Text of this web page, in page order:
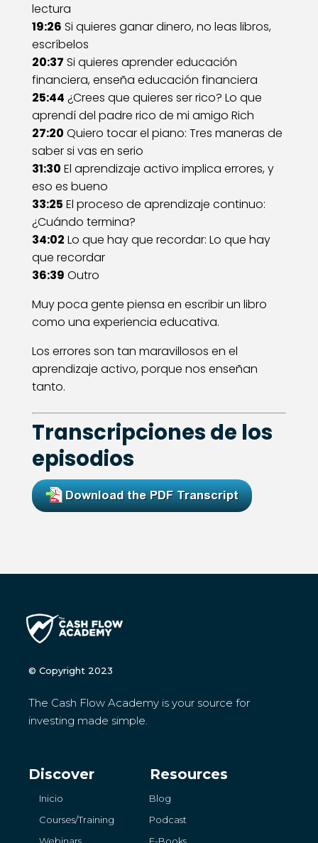
lectura
19:26 Si quieres ganar dinero, no leas libros,
escríbelos
20:37 Si quieres aprender educación
financiera, enseña educación financiera
25:44 ¿Crees que quieres ser rico? Lo que
aprendí del padre rico de mi amigo Rich
27:20 Quiero tocar el piano: Tres maneras de
saber si vas en serio
31:30 El aprendizaje activo implica errores, y
eso es bueno
33:25 El proceso de aprendizaje continuo:
¿Cuándo termina?
34:02 Lo que hay que recordar: Lo que hay
que recordar
36:39 Outro
Muy poca gente piensa en escribir un libro
como una experiencia educativa.
Los errores son tan maravillosos en el
aprendizaje activo, porque nos enseñan
tanto.
Transcripciones de los
episodios
© Copyright 2023
The Cash Flow Academy is your source for
investing made simple.
Discover
Inicio
Courses/Training
Resources
Blog
Podcast